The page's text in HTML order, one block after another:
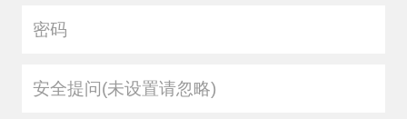
安全提问(未设置请忽略)